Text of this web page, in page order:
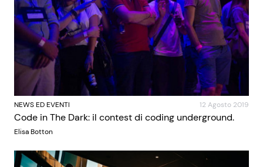
NEWS ED EVENTI 12 Agosto 2019
Code in The Dark: il contest di coding underground.
Elisa Botton